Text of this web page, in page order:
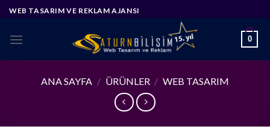
Skip
content
WEB TASARIM VE REKLAM AJANSI
0
ANA SAYFA / ÜRÜNLER / WEB TASARIM